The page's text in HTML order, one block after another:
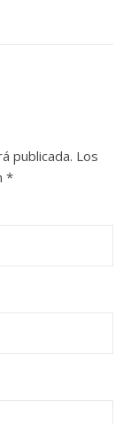
publicada. Los
*